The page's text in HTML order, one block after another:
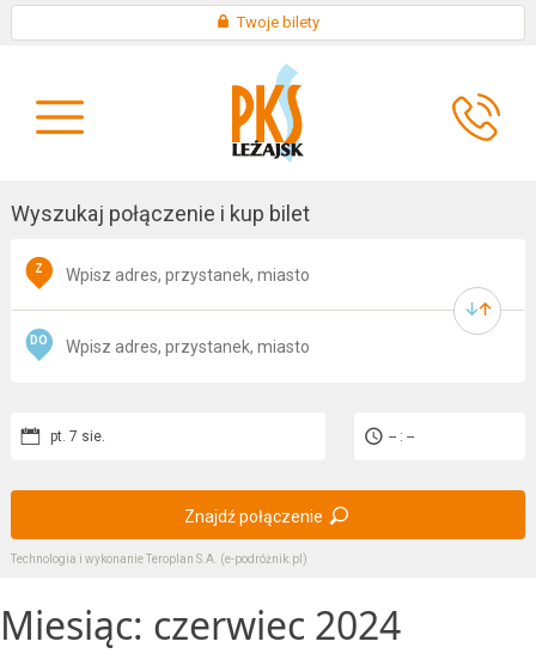
Skip
to
Twoje bilety
×
FIRMIE
Wyszukaj połączenie i kup bilet
Technologia i wykonanieTeroplan S.A. (e-podróżnik.pl)
Z
DO
pt. 7 sie. -- : --
Znajdź połączenie
Miesiąc: czerwiec 2024